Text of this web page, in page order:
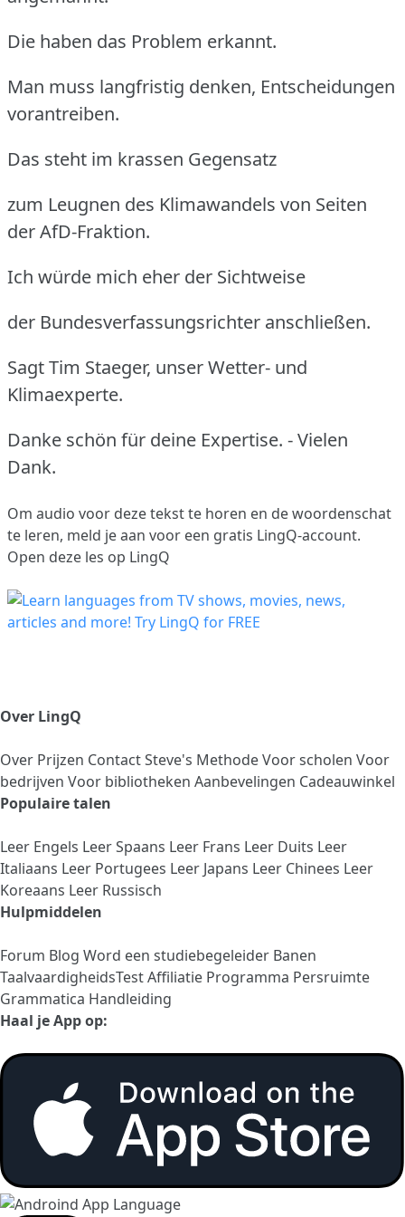
Die haben das Problem erkannt.
Man muss langfristig denken, Entscheidungen
vorantreiben.
Das steht im krassen Gegensatz
zum Leugnen des Klimawandels von Seiten
der AfD-Fraktion.
Ich würde mich eher der Sichtweise
der Bundesverfassungsrichter anschließen.
Sagt Tim Staeger, unser Wetter- und
Klimaexperte.
Danke schön für deine Expertise. - Vielen
Dank.
Om audio voor deze tekst te horen en de woordenschat
te leren, meld je aan voor een gratis LingQ-account.
Open deze les op LingQ
Over LingQ
Over Prijzen ContactSteve's MethodeVoor scholen Voor
bedrijven Voor bibliotheken Aanbevelingen Cadeauwinkel
Populaire talen
Leer Engels Leer Spaans Leer Frans Leer Duits Leer
Italiaans Leer Portugees Leer Japans Leer Chinees Leer
Koreaans Leer Russisch
Hulpmiddelen
Forum Blog Word een studiebegeleider Banen
TaalvaardigheidsTestAffiliatie Programma Persruimte
Grammatica Handleiding
Haal je App op: